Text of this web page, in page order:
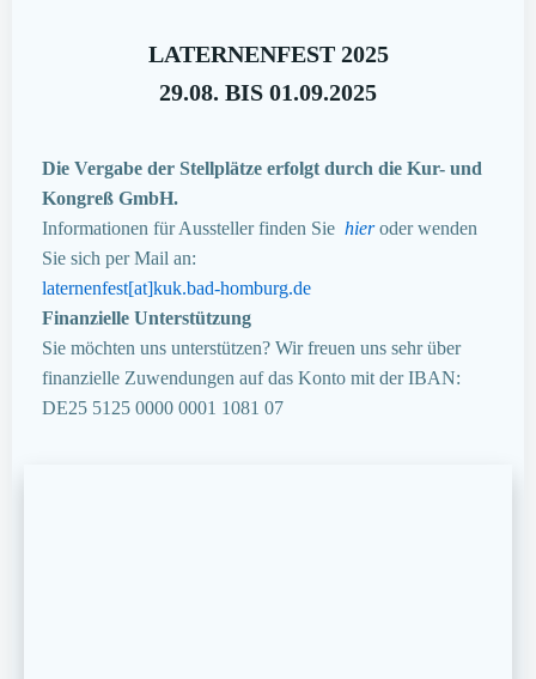
LATERNENFEST 2025
29.08. BIS 01.09.2025
Die Vergabe der Stellplätze erfolgt durch die Kur- und
Kongreß GmbH.
Informationen für Aussteller finden Sie hieroder wenden
Sie sich per Mail an:
laternenfest[at]kuk.bad-homburg.de
Finanzielle Unterstützung
Sie möchten uns unterstützen? Wir freuen uns sehr über
finanzielle Zuwendungen auf das Konto mit der IBAN:
DE25 5125 0000 0001 1081 07